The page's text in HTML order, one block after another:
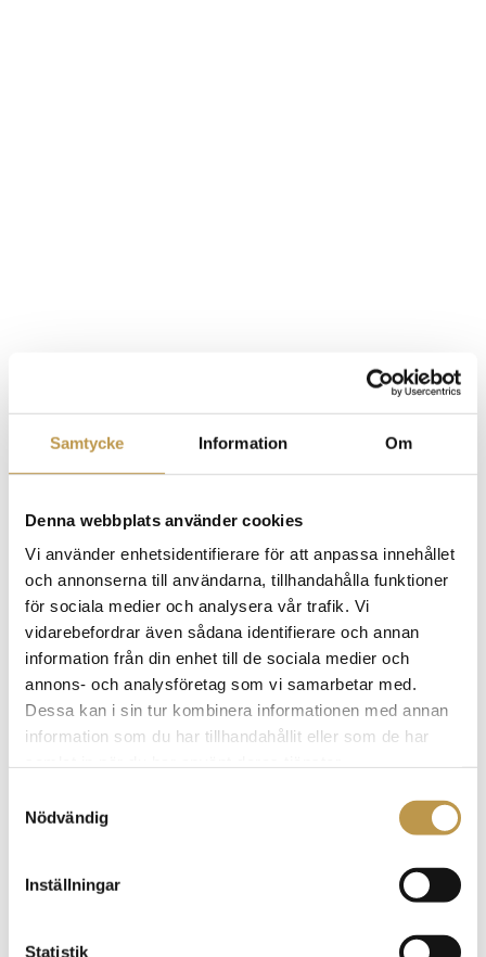
Samtycke Information Om
Denna webbplats använder cookies
Vi använder enhetsidentifierare för att anpassa innehållet
och annonserna till användarna, tillhandahålla funktioner
för sociala medier och analysera vår trafik. Vi
vidarebefordrar även sådana identifierare och annan
information från din enhet till de sociala medier och
annons- och analysföretag som vi samarbetar med.
Dessa kan i sin tur kombinera informationen med annan
information som du har tillhandahållit eller som de har
Nödvändig
Inställningar
Statistik